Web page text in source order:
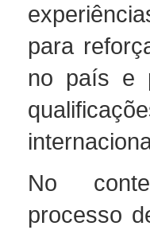
para
no país e
No
processo